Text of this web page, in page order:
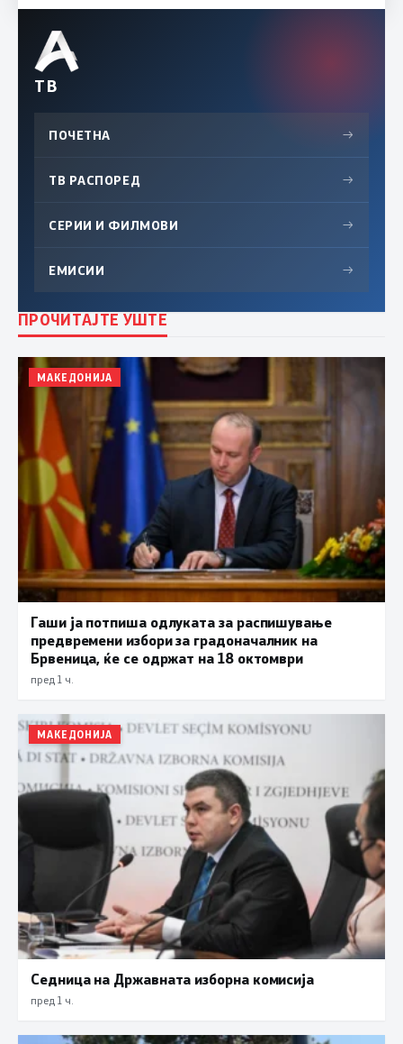
ТВ
ПОЧЕТНА →
ТВ РАСПОРЕД →
СЕРИИ И ФИЛМОВИ →
ЕМИСИИ →
ПРОЧИТАЈТЕ УШТЕ
МАКЕДОНИЈА
Гаши ја потпиша одлуката за распишување
предвремени избори за градоначалник на
Брвеница, ќе се одржат на 18 октомври
пред 1 ч.
МАКЕДОНИЈА
Седница на Државната изборна комисија
пред 1 ч.